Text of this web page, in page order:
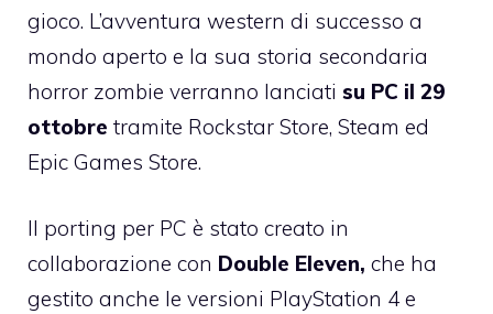
gioco. L’avventura western di successo a
mondo aperto e la sua storia secondaria
horror zombie verranno lanciati su PC il 29
ottobre tramite Rockstar Store, Steam ed
Epic Games Store.
Il porting per PC è stato creato in
collaborazione con Double Eleven, che ha
gestito anche le versioni PlayStation 4 e